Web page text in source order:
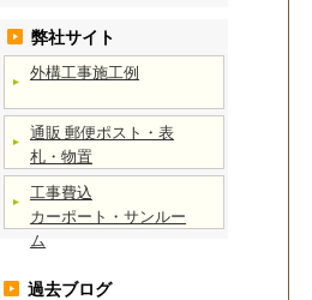
弊社サイト
外構工事施工例
通販 郵便ポスト・表
札・物置
工事費込
カーポート・サンルー
ム
過去ブログ